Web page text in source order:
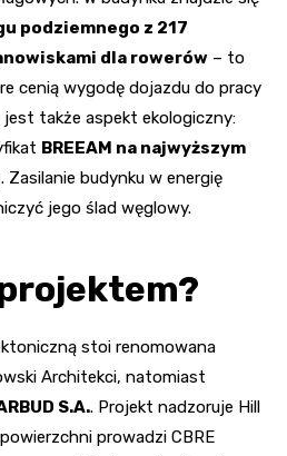
podziemnego z 217
dla rowerów – to
cenią wygodę dojazdu do pracy
jest także aspekt ekologiczny:
BREEAM na najwyższym
. Zasilanie budynku w energię
jego ślad węglowy.
stoi renomowana
Architekci, natomiast
S.A.. Projekt nadzoruje Hill
prowadzi CBRE